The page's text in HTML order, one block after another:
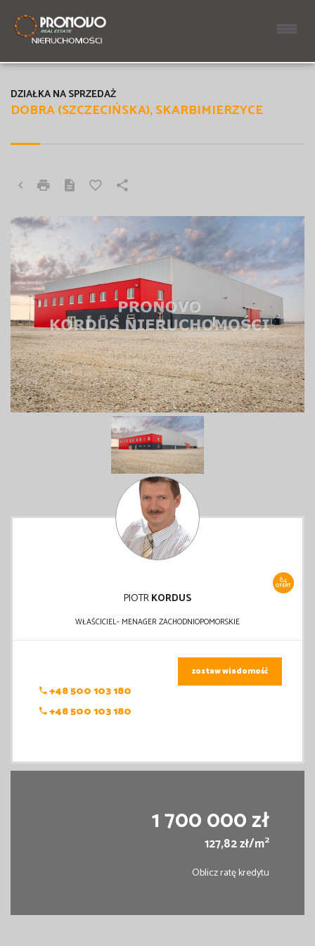
DOBRA (SZCZECIŃSKA), SKARBIMIERZYCE
DZIAŁKA NA SPRZEDAŻ
84
OFERT
PIOTRKORDUS
WŁAŚCICIEL- MENAGER ZACHODNIOPOMORSKIE
+48 500 103 180
+48 500 103 180
zostaw wiadomość
1 700 000 zł
127,82 zł/m2
Oblicz ratę kredytu